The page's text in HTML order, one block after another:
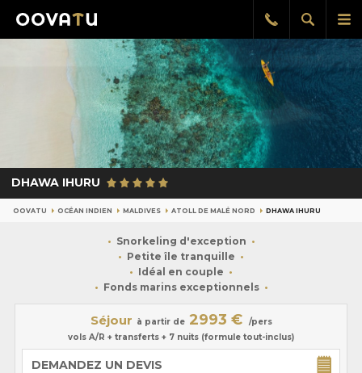
le
Afficher
la
Rappel
gratuit
DHAWA IHURU
OOVATU OCÉAN INDIEN MALDIVES ATOLL DE MALÉ NORD DHAWA IHURU
Snorkeling d'exception
Petite île tranquille
Idéal en couple
Fonds marins exceptionnels
Séjour à partir de 2993 €
/pers
vols A/R + transferts + 7 nuits (formule tout-inclus)
DEMANDEZ UN DEVIS